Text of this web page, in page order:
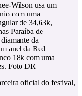
Wilson usa um
com uma
de 34,63k,
Paraíba de
da
anel da Red
18k com uma
Foto DR
oficial do festival,